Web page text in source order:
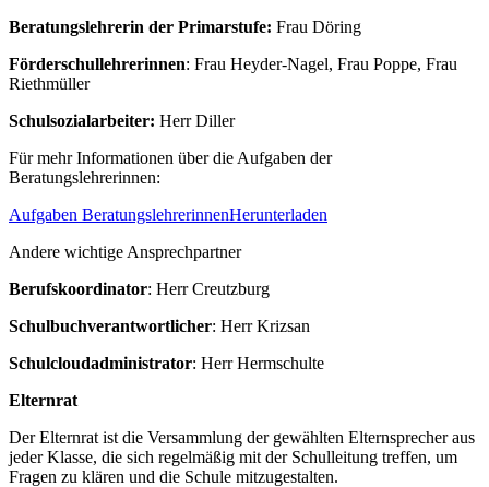
Beratungslehrerin der Primarstufe: Frau Döring
Förderschullehrerinnen: Frau Heyder-Nagel, Frau Poppe, Frau
Riethmüller
Schulsozialarbeiter: Herr Diller
Für mehr Informationen über die Aufgaben der
Beratungslehrerinnen:
Aufgaben BeratungslehrerinnenHerunterladen
Andere wichtige Ansprechpartner
Berufskoordinator: Herr Creutzburg
Schulbuchverantwortlicher: Herr Krizsan
Schulcloudadministrator: Herr Hermschulte
Elternrat
Der Elternrat ist die Versammlung der gewählten Elternsprecher aus
jeder Klasse, die sich regelmäßig mit der Schulleitung treffen, um
Fragen zu klären und die Schule mitzugestalten.